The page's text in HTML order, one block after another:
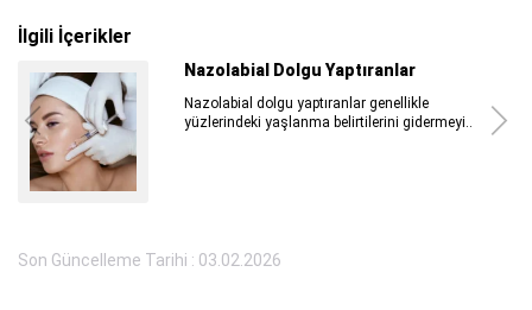
İlgili İçerikler
Nazolabial Dolgu Yaptıranlar
Nazolabial dolgu yaptıranlar genellikle
yüzlerindeki yaşlanma belirtilerini gidermeyi..
Son Güncelleme Tarihi : 03.02.2026